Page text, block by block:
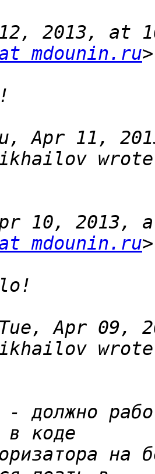
2013, at
mdounin.ru
Apr 11,
10, 2013,
mdounin.ru
Apr 09,
- должно
на